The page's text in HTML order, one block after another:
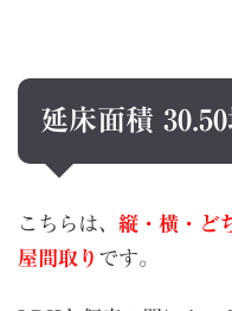
延床面積
こちらは、 縦・横・ど
屋間取り です。